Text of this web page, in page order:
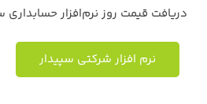
دریافت قیمت روز نرم‌افزار
نرم افزار شرکتی سپیدار